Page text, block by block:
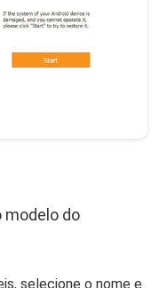
modelo do
selecione o nome e